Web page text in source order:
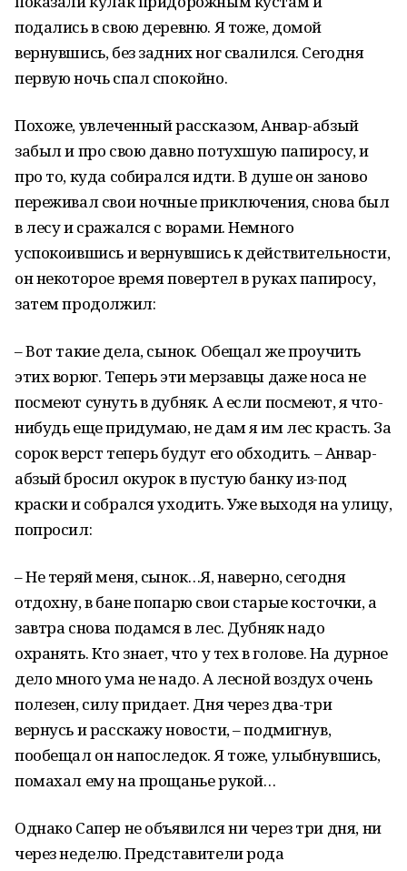
подались в свою деревню. Я тоже, домой
вернувшись, без задних ног свалился. Сегодня
первую ночь спал спокойно.
Похоже, увлеченный рассказом, Анвар-абзый
забыл и про свою давно потухшую папиросу, и
про то, куда собирался идти. В душе он заново
переживал свои ночные приключения, снова был
в лесу и сражался с ворами. Немного
успокоившись и вернувшись к действительности,
он некоторое время повертел в руках папиросу,
затем продолжил:
– Вот такие дела, сынок. Обещал же проучить
этих ворюг. Теперь эти мерзавцы даже носа не
посмеют сунуть в дубняк. А если посмеют, я что-
нибудь еще придумаю, не дам я им лес красть. За
сорок верст теперь будут его обходить. – Анвар-
абзый бросил окурок в пустую банку из-под
краски и собрался уходить. Уже выходя на улицу,
попросил:
– Не теряй меня, сынок…Я, наверно, сегодня
отдохну, в бане попарю свои старые косточки, а
завтра снова подамся в лес. Дубняк надо
охранять. Кто знает, что у тех в голове. На дурное
дело много ума не надо. А лесной воздух очень
полезен, силу придает. Дня через два-три
вернусь и расскажу новости, – подмигнув,
пообещал он напоследок. Я тоже, улыбнувшись,
помахал ему на прощанье рукой…
Однако Сапер не объявился ни через три дня, ни
через неделю. Представители рода